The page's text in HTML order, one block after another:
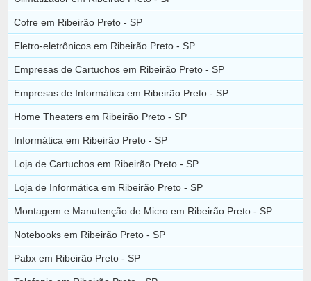
Cofre em Ribeirão Preto - SP
Eletro-eletrônicos em Ribeirão Preto - SP
Empresas de Cartuchos em Ribeirão Preto - SP
Empresas de Informática em Ribeirão Preto - SP
Home Theaters em Ribeirão Preto - SP
Informática em Ribeirão Preto - SP
Loja de Cartuchos em Ribeirão Preto - SP
Loja de Informática em Ribeirão Preto - SP
Montagem e Manutenção de Micro em Ribeirão Preto - SP
Notebooks em Ribeirão Preto - SP
Pabx em Ribeirão Preto - SP